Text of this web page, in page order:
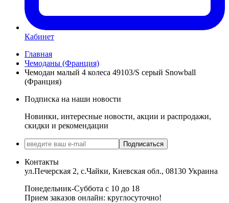
Кабинет
Главная
Чемоданы (Франция)
Чемодан малый 4 колеса 49103/S серый Snowball
(Франция)
Подписка на наши новости
Новинки, интересные новости, акции и распродажи,
скидки и рекомендации
Подписаться
Контакты
ул.Печерская 2, с.Чайки, Киевская обл., 08130 Украина
Понедельник-Суббота с 10 до 18
Прием заказов онлайн: круглосуточно!